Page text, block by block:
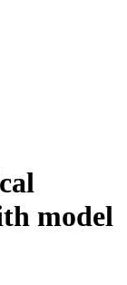
model